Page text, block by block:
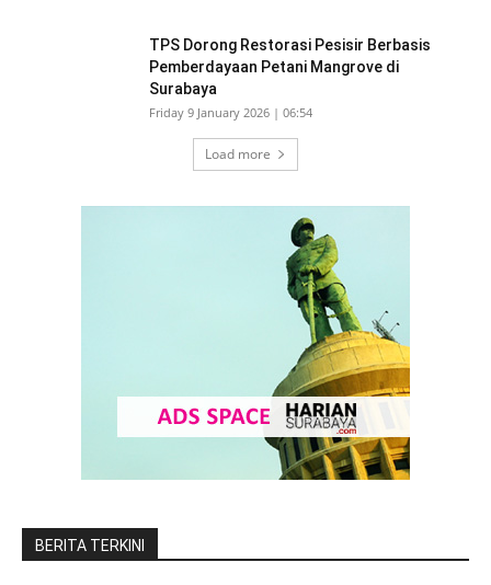
TPS Dorong Restorasi Pesisir Berbasis
Pemberdayaan Petani Mangrove di
Surabaya
Friday 9 January 2026 | 06:54
Load more
BERITA TERKINI